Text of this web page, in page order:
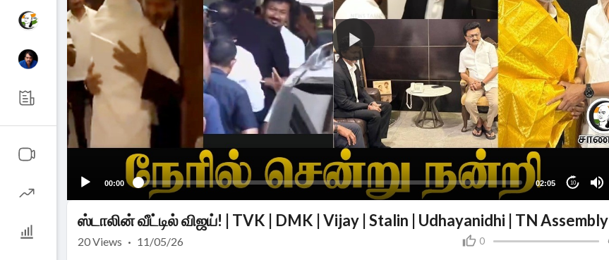
00:00 02:05 10
ஸ்டாலின் வீட்டில் விஜய்! | TVK | DMK | Vijay | Stalin | Udhayanidhi | TN Assembly
0
20Views · 11/05/26